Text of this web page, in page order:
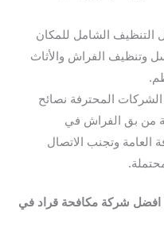
التنظيف الشامل للمكان
وتنظيف الفراش والأثاث
الشركات المحترفة نصائح
من بق الفراش في
العامة وتجنب الاتصال
افضل شركة مكافحة قراد في